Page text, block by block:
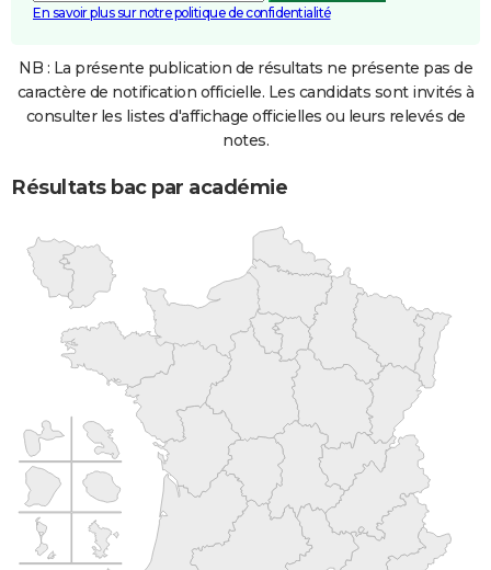
En savoir plus sur notre politique de confidentialité
NB : La présente publication de résultats ne présente pas de
caractère de notification officielle. Les candidats sont invités à
consulter les listes d'affichage officielles ou leurs relevés de
notes.
Résultats bac par académie